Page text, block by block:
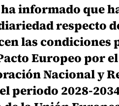
informado que
respecto
las
Europeo por
Nacional y
periodo 2028-